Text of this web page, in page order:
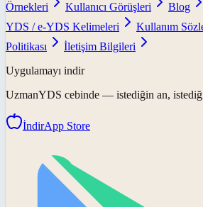
Örnekleri
Kullanıcı Görüşleri Blog
YDS / e-YDS Kelimeleri
Kullanım
Politikası
İletişim Bilgileri
Uygulamayı indir
UzmanYDS cebinde — istediğin an,
İndirApp Store